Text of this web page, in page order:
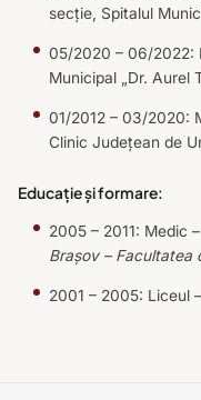
secție, Spitalul
05/2020 – 06/2022:
Municipal „Dr. Aurel
01/2012 – 03/2020:
Clinic Județean de
Educație și formare:
2005 – 2011: Medic –
Brașov – Facultatea
2001 – 2005: Liceul –